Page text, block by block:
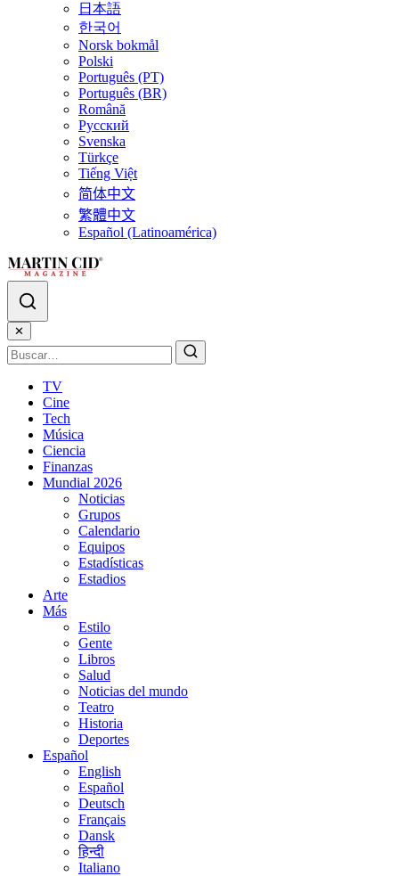
日本語
한국어
Norsk bokmål
Polski
Português (PT)
Português (BR)
Română
Русский
Svenska
Türkçe
Tiếng Việt
简体中文
繁體中文
Español (Latinoamérica)
✕
TV
Cine
Tech
Música
Ciencia
Finanzas
Mundial 2026
Noticias
Grupos
Calendario
Equipos
Estadísticas
Estadios
Arte
Más
Estilo
Gente
Libros
Salud
Noticias del mundo
Teatro
Historia
Deportes
Español
English
Español
Deutsch
Français
Dansk
हिन्दी
Italiano